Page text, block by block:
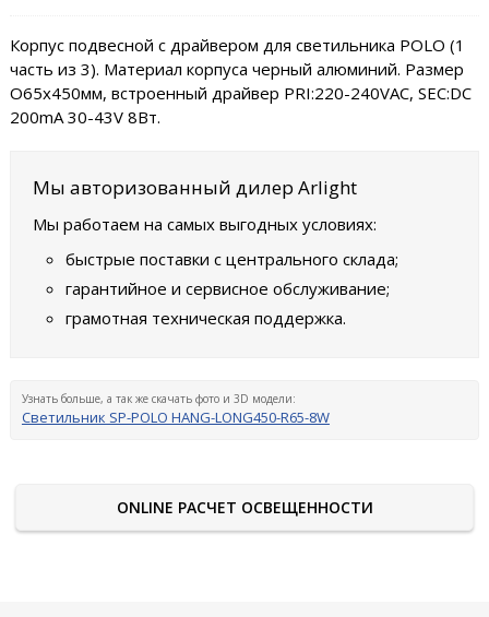
Корпус подвесной с драйвером для светильника POLO (1
часть из 3). Материал корпуса черный алюминий. Размер
O65x450мм, встроенный драйвер PRI:220-240VAC, SEC:DC
200mA 30-43V 8Вт.
Мы авторизованный дилер Arlight
Мы работаем на самых выгодных условиях:
быстрые поставки с центрального склада;
гарантийное и сервисное обслуживание;
грамотная техническая поддержка.
Узнать больше, а так же скачать фото и 3D модели:
Светильник SP-POLO HANG-LONG450-R65-8W
ONLINE РАСЧЕТ ОСВЕЩЕННОСТИ